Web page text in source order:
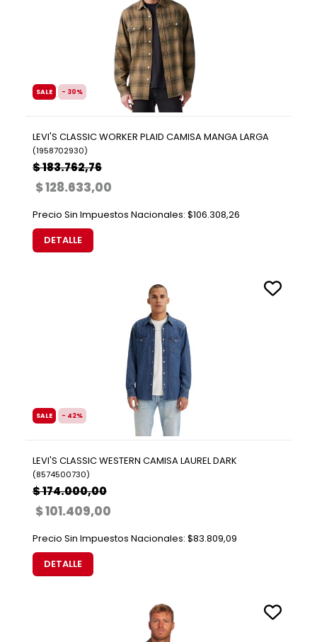
SALE - 30%
LEVI'S CLASSIC WORKER PLAID CAMISA MANGA LARGA
(1958702930)
$ 183.762,76
$ 128.633,00
Precio Sin Impuestos Nacionales: $106.308,26
DETALLE
SALE - 42%
LEVI'S CLASSIC WESTERN CAMISA LAUREL DARK
(8574500730)
$ 174.000,00
$ 101.409,00
Precio Sin Impuestos Nacionales: $83.809,09
DETALLE